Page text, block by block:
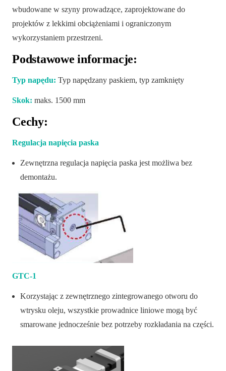
wbudowane w szyny prowadzące, zaprojektowane do
projektów z lekkimi obciążeniami i ograniczonym
wykorzystaniem przestrzeni.
Podstawowe informacje:
Typ napędu: Typ napędzany paskiem, typ zamknięty
Skok: maks. 1500 mm
Cechy:
Regulacja napięcia paska
Zewnętrzna regulacja napięcia paska jest możliwa bez
demontażu.
GTC-1
Korzystając z zewnętrznego zintegrowanego otworu do
wtrysku oleju, wszystkie prowadnice liniowe mogą być
smarowane jednocześnie bez potrzeby rozkładania na części.